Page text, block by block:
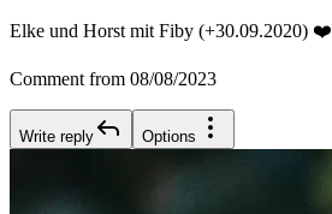
Elke und Horst mit Fiby (+30.09.2020) ❤️
Comment from 08/08/2023
Write reply Options